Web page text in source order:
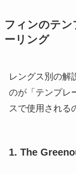
フィンのテン
ーリング
レングス別の解
のが「テンプレ
スで使用される
1. The